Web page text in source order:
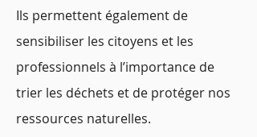
Ils permettent également de
sensibiliser les citoyens et les
professionnels à l’importance de
trier les déchets et de protéger nos
ressources naturelles.